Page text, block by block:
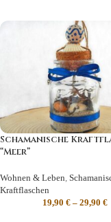
Schamanische
“Meer”
Wohnen & Leben
Kraftflaschen
19,90 € – 29,90 €